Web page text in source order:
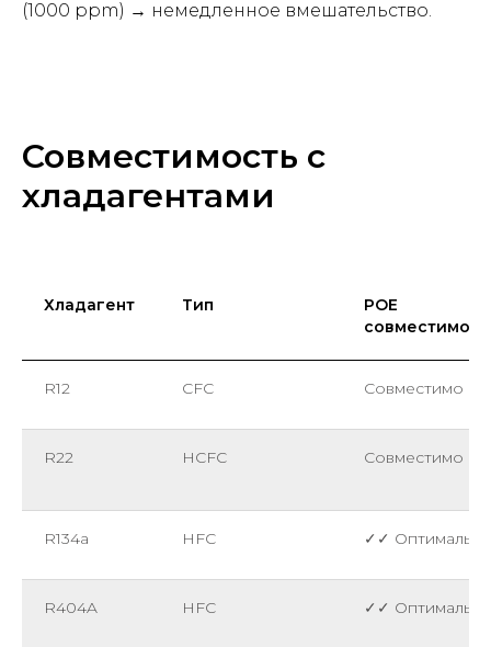
(1000 ppm) → немедленное вмешательство.
Совместимость с
хладагентами
Хладагент Тип
POE
R12 CFC Совместимо
R22 HCFC Совместимо
R134a HFC ✓✓ Оптимально
R404A HFC ✓✓ Оптимально